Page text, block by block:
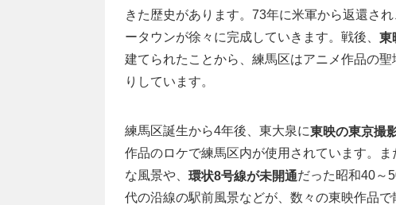
きた歴史があります。73年に米軍から返還さ
ータウンが徐々に完成していきます。戦後、 東
建てられたことから、練馬区はアニメ作品の
りしています。
練馬区誕生から4年後、東大泉に東映の東京撮
作品のロケで練馬区内が使用されています。ま
な風景や、 環状8号線が未開通だった昭和40～
代の沿線の駅前風景などが、数々の東映作品で